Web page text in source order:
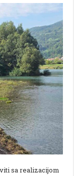
sa realizacijom